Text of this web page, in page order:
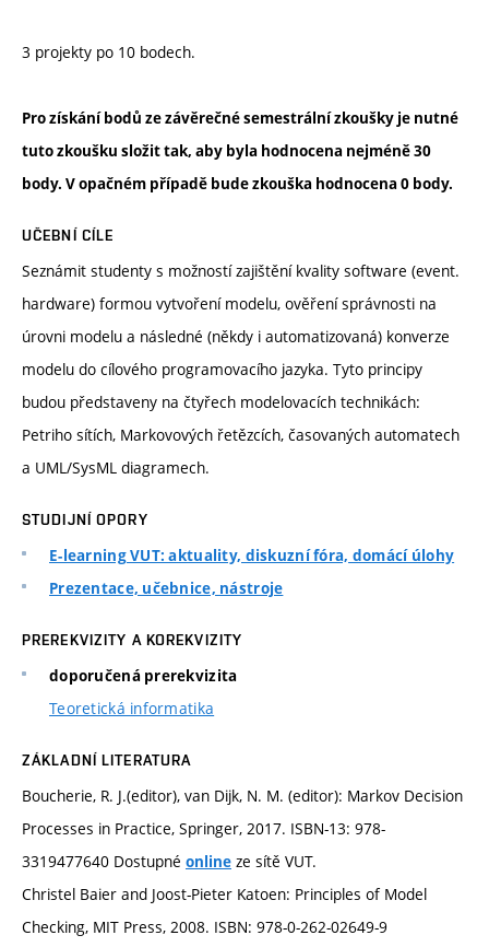
3 projekty po 10 bodech.
Pro získání bodů ze závěrečné semestrální zkoušky je nutné
tuto zkoušku složit tak, aby byla hodnocena nejméně 30
body. V opačném případě bude zkouška hodnocena 0 body.
UČEBNÍ CÍLE
Seznámit studenty s možností zajištění kvality software (event.
hardware) formou vytvoření modelu, ověření správnosti na
úrovni modelu a následné (někdy i automatizovaná) konverze
modelu do cílového programovacího jazyka. Tyto principy
budou představeny na čtyřech modelovacích technikách:
Petriho sítích, Markovových řetězcích, časovaných automatech
a UML/SysML diagramech.
STUDIJNÍ OPORY
E-learning VUT: aktuality, diskuzní fóra, domácí úlohy
Prezentace, učebnice, nástroje
PREREKVIZITY A KOREKVIZITY
doporučená prerekvizita
Teoretická informatika
ZÁKLADNÍ LITERATURA
Boucherie, R. J.(editor), van Dijk, N. M. (editor): Markov Decision
Processes in Practice, Springer, 2017. ISBN-13: 978-
3319477640 Dostupné online ze sítě VUT.
Christel Baier and Joost-Pieter Katoen: Principles of Model
Checking, MIT Press, 2008. ISBN: 978-0-262-02649-9